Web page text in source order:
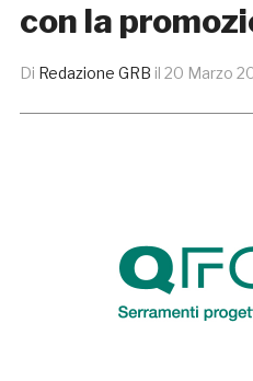
con la
Di Redazione GRB il 20 Marzo